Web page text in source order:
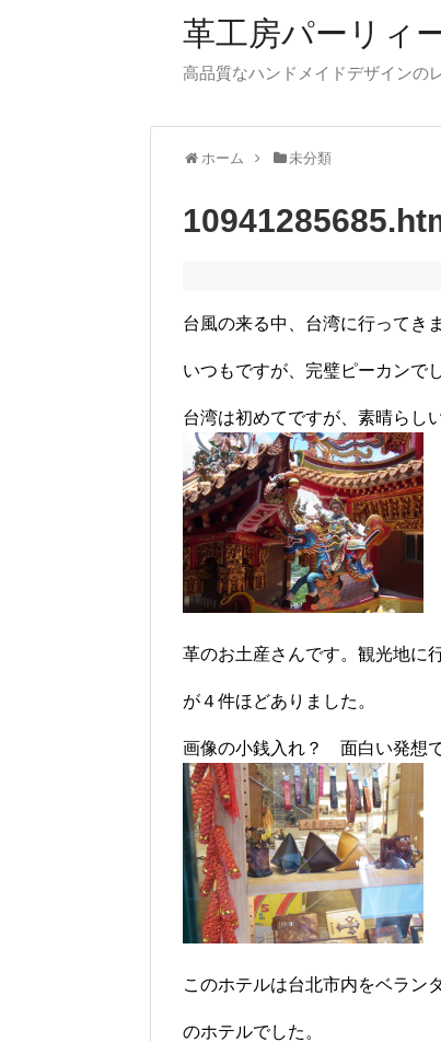
革工房パーリィ
高品質なハンドメイドデザインの
ホーム 未分類
台風の来る中、台湾に行ってき
いつもですが、完璧ピーカンでし
台湾は初めてですが、素晴らし
革のお土産さんです。観光地に
が４件ほどありました。
画像の小銭入れ？ 面白い発想で
このホテルは台北市内をベラン
のホテルでした。